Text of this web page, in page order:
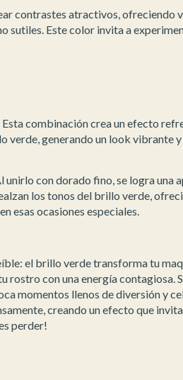
contrastes atractivos, ofreciendo
sutiles. Este color invita a
Esta combinación crea un efecto
verde, generando un look vibrante
unirlo con dorado fino, se logra una
los tonos del brillo verde,
esas ocasiones especiales.
el brillo verde transforma tu
rostro con una energía contagiosa.
momentos llenos de diversión y
creando un efecto que
perder!